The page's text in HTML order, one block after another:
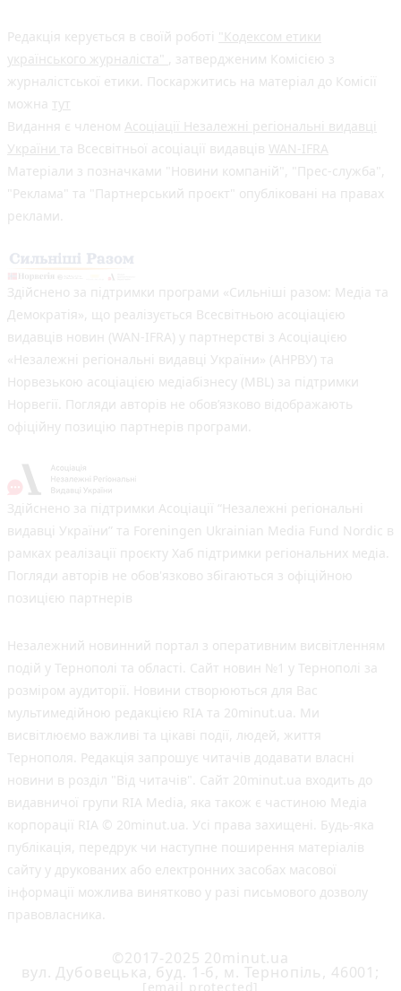
Редакція керується в своїй роботі "Кодексом етики
українського журналіста" , затвердженим Комісією з
журналістської етики. Поскаржитись на матеріал до Комісії
можна тут
Видання є членом Асоціації Незалежні регіональні видавці
України та Всесвітньої асоціації видавців WAN-IFRA
Матеріали з позначками "Новини компаній", "Прес-служба",
"Реклама" та "Партнерський проєкт" опубліковані на правах
реклами.
Здійснено за підтримки програми «Сильніші разом: Медіа та
Демократія», що реалізується Всесвітньою асоціацією
видавців новин (WAN-IFRA) у партнерстві з Асоціацією
«Незалежні регіональні видавці України» (АНРВУ) та
Норвезькою асоціацією медіабізнесу (MBL) за підтримки
Норвегії. Погляди авторів не обов’язково відображають
офіційну позицію партнерів програми.
Здійснено за підтримки Асоціації “Незалежні регіональні
видавці України” та Foreningen Ukrainian Media Fund Nordic в
рамках реалізації проєкту Хаб підтримки регіональних медіа.
Погляди авторів не обов'язково збігаються з офіційною
позицією партнерів
Незалежний новинний портал з оперативним висвітленням
подій у Тернополі та області. Сайт новин №1 у Тернополі за
розміром аудиторії. Новини створюються для Вас
мультимедійною редакцією RIA та 20minut.ua. Ми
висвітлюємо важливі та цікаві події, людей, життя
Тернополя. Редакція запрошує читачів додавати власні
новини в розділ "Від читачів". Сайт 20minut.ua входить до
видавничої групи RIA Media, яка також є частиною Медіа
корпорації RIA © 20minut.ua. Усі права захищені. Будь-яка
публiкацiя, передрук чи наступне поширення матеріалів
сайту у друкованих або електронних засобах масової
інформації можлива винятково у разі письмового дозволу
правовласника.
©2017-2025 20minut.ua
вул. Дубовецька, буд. 1-б, м. Тернопіль, 46001;
[email protected]